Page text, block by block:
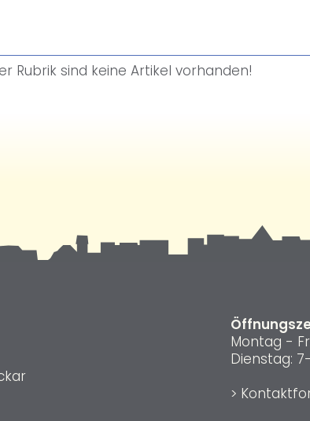
Rubrik sind keine Artikel vorhanden!
Montag -
Dienstag:
>